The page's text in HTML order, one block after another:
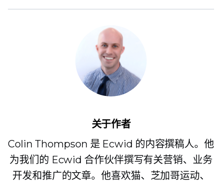
关于作者
Colin Thompson 是 Ecwid 的内容撰稿人。他
为我们的 Ecwid 合作伙伴撰写有关营销、业务
开发和推广的文章。他喜欢猫、芝加哥运动、